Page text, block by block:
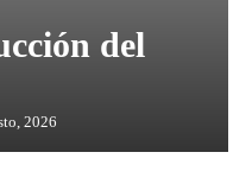
del
2026